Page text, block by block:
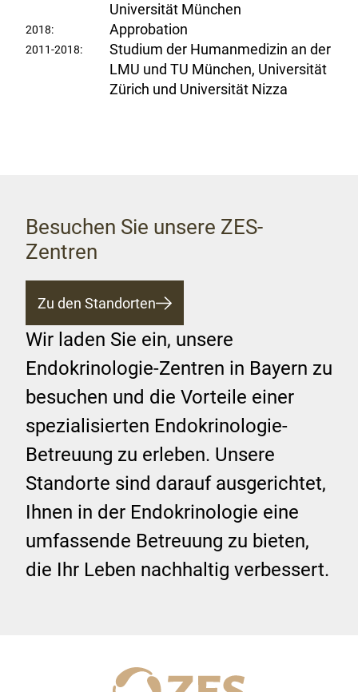
Universität München
2018: Approbation
2011-2018:
Studium der Humanmedizin an der
LMU und TU München, Universität
Zürich und Universität Nizza
Besuchen Sie unsere ZES-
Zentren
Zu den Standorten
Wir laden Sie ein, unsere
Endokrinologie-Zentren in Bayern zu
besuchen und die Vorteile einer
spezialisierten Endokrinologie-
Betreuung zu erleben. Unsere
Standorte sind darauf ausgerichtet,
Ihnen in der Endokrinologie eine
umfassende Betreuung zu bieten,
die Ihr Leben nachhaltig verbessert.